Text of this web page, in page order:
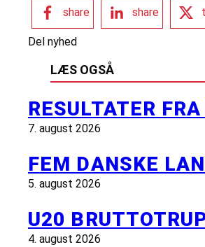
share share
Del nyhed
LÆS OGSÅ
RESULTATER
7. august 2026
FEM DANSKE
5. august 2026
U20
4. august 2026